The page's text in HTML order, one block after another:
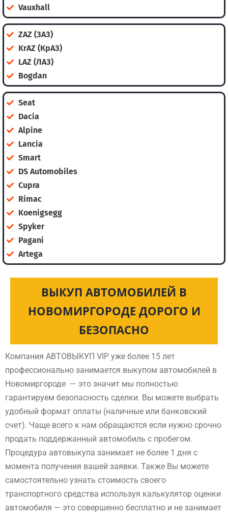
Vauxhall
ZAZ (ЗАЗ)
KrAZ (КрАЗ)
LAZ (ЛАЗ)
Bogdan
Seat
Dacia
Alpine
Lancia
Smart
DS Automobiles
Cupra
Rimac
Koenigsegg
Spyker
Pagani
Artega
ВЫКУП АВТОМОБИЛЕЙ В
НОВОМИРГОРОДЕ ДОРОГО И
БЕЗОПАСНО
Компания АВТОВЫКУП VIP уже более 15 лет
профессионально занимается выкупом автомобилей в
Новомиргороде — это значит мы полностью
гарантируем безопасность сделки. Вы можете выбрать
удобный формат оплаты (наличные или банковский
счет). Чаще всего к нам обращаются если нужно срочно
продать поддержанный автомобиль с пробегом.
Процедура автовыкупа занимает не более 1 дня с
момента получения вашей заявки. Также Вы можете
самостоятельно узнать стоимость своего
транспортного средства используя калькулятор оценки
автомобиля — это совершенно бесплатно и не занимает